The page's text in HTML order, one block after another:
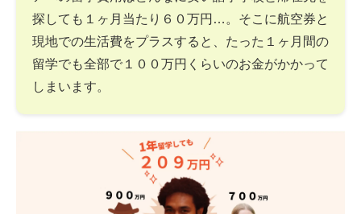
探しても１ヶ月当たり６０万円…。そこに航空券と
現地での生活費をプラスすると、たった１ヶ月間の
留学でも全部で１００万円くらいのお金がかかって
しまいます。